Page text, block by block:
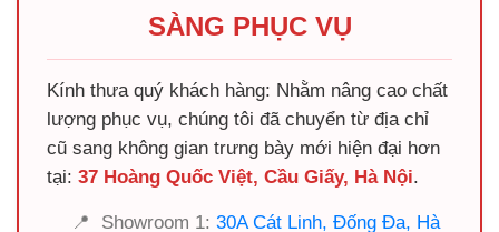
SÀNG PHỤC VỤ
Kính thưa quý khách hàng: Nhằm nâng cao chất
lượng phục vụ, chúng tôi đã chuyển từ địa chỉ
cũ sang không gian trưng bày mới hiện đại hơn
tại: 37 Hoàng Quốc Việt, Cầu Giấy, Hà Nội.
📍 Showroom 1: 30A Cát Linh, Đống Đa, Hà